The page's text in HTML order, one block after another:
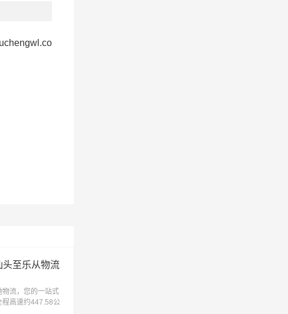
头至乐从物流
流，您的一站式
程高速约447.58公